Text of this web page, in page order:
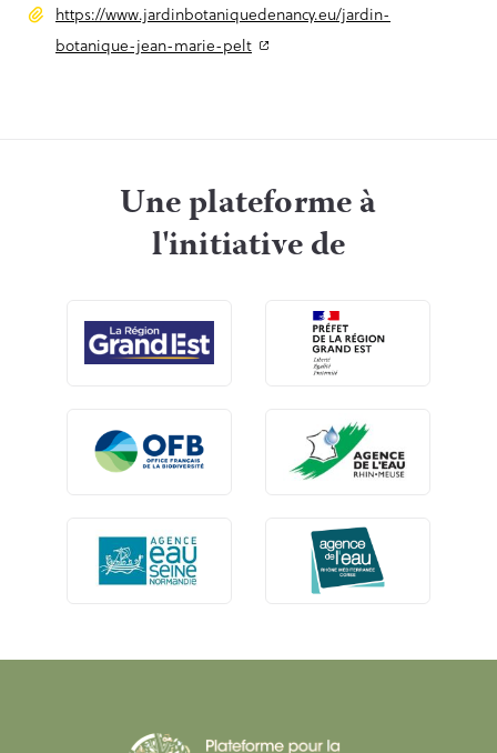
https://www.jardinbotaniquedenancy.eu/jardin-
botanique-jean-marie-pelt
Une plateforme à
l'initiative de